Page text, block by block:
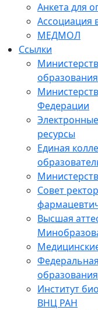
Анкета для
Ассоциация
МЕДМОЛ
Ссылки
Федерации
ресурсы
Единая
Совет
Высшая
образования
Институт
ВНЦ РАН